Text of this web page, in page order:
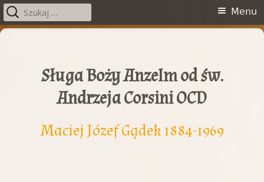
Przeskocz
Sługa Boży Anzelm od św.
Andrzeja Corsini OCD
Maciej Józef Gądek 1884-1969
Menu
główne
Menu
Szukaj: